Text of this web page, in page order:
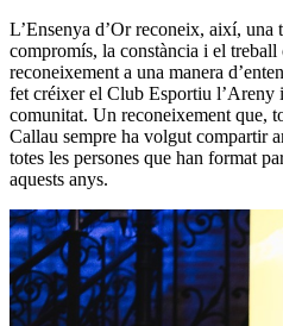
L’Ensenya d’Or reconeix, així, una
compromís, la constància i el
reconeixement a una manera
fet créixer el Club Esportiu l’Areny
comunitat. Un reconeixement que,
Callau sempre ha volgut compartir
totes les persones que han format
aquests anys.